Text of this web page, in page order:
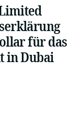
für das
in Dubai